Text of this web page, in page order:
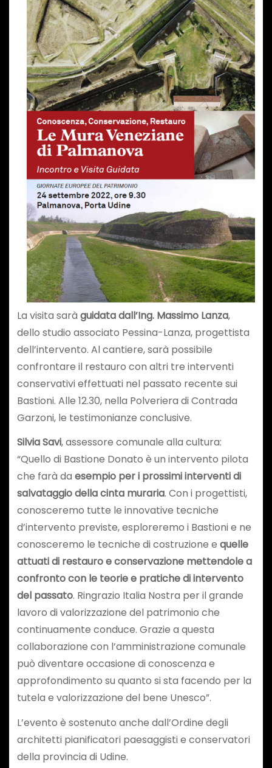
La visita sarà guidata dall’Ing. Massimo Lanza,
dello studio associato Pessina-Lanza, progettista
dell’intervento. Al cantiere, sarà possibile
confrontare il restauro con altri tre interventi
conservativi effettuati nel passato recente sui
Bastioni. Alle 12.30, nella Polveriera di Contrada
Garzoni, le testimonianze conclusive.
Silvia Savi, assessore comunale alla cultura:
“Quello di Bastione Donato è un intervento pilota
che farà da esempio per i prossimi interventi di
salvataggio della cinta muraria. Con i progettisti,
conosceremo tutte le innovative tecniche
d’intervento previste, esploreremo i Bastioni e ne
conosceremo le tecniche di costruzione e quelle
attuati di restauro e conservazione mettendole a
confronto con le teorie e pratiche di intervento
del passato. Ringrazio Italia Nostra per il grande
lavoro di valorizzazione del patrimonio che
continuamente conduce. Grazie a questa
collaborazione con l’amministrazione comunale
può diventare occasione di conoscenza e
approfondimento su quanto si sta facendo per la
tutela e valorizzazione del bene Unesco”.
L’evento è sostenuto anche dall’Ordine degli
architetti pianificatori paesaggisti e conservatori
della provincia di Udine.